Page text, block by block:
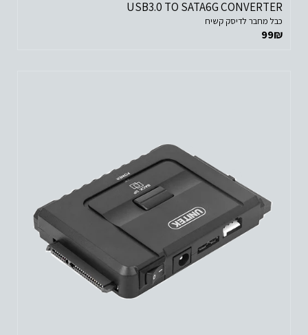
USB3.0 TO SATA6G CONVERTER
כבל מחבר לדיסק קשיח
99₪